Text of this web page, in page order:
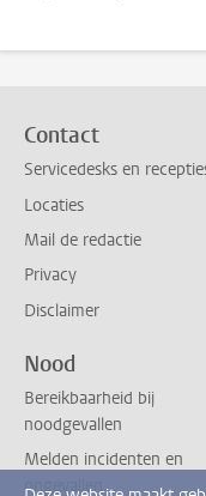
Contact
Servicedesks en
Locaties
Mail de redactie
Privacy
Disclaimer
Nood
Bereikbaarheid bij
noodgevallen
Melden incidenten en
ongevallen